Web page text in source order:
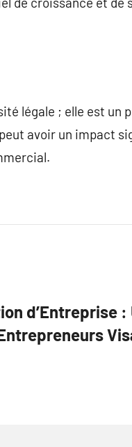
légale ; elle est un
avoir un impact
d’Entreprise